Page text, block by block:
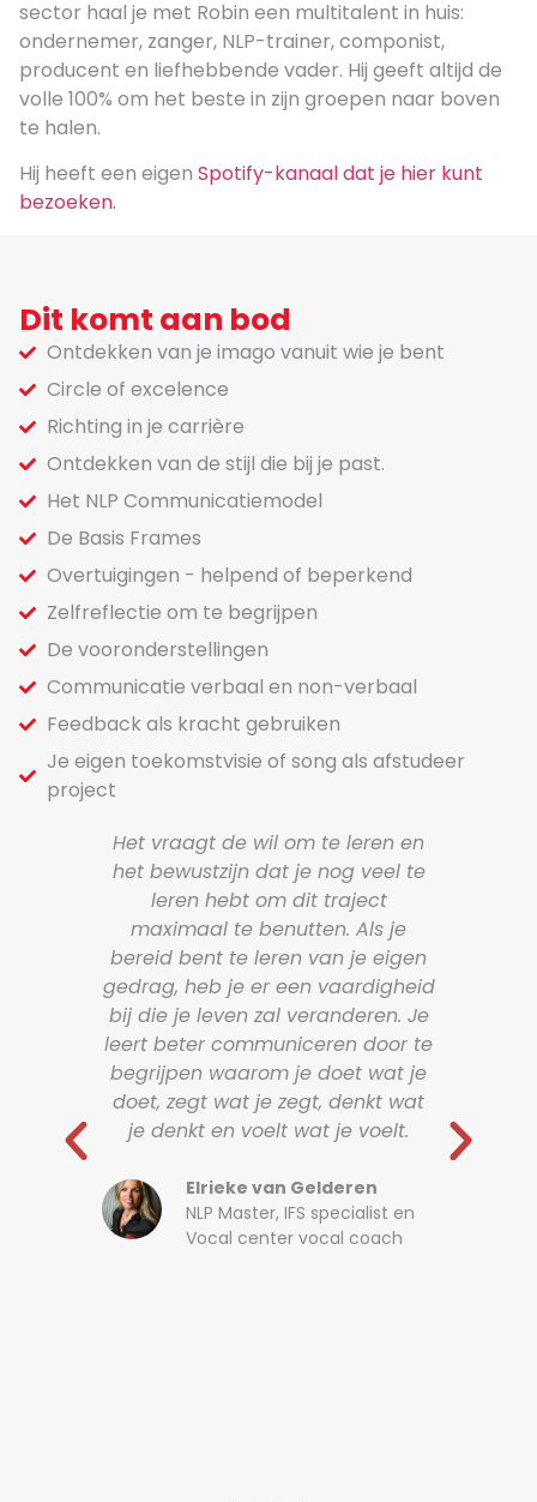
sector haal je met Robin een multitalent in huis:
ondernemer, zanger, NLP-trainer, componist,
producent en liefhebbende vader. Hij geeft altijd de
volle 100% om het beste in zijn groepen naar boven
te halen.
Hij heeft een eigen Spotify-kanaal dat je hier kunt
bezoeken.
Dit komt aan bod
Ontdekken van je imago vanuit wie je bent
Circle of excelence
Richting in je carrière
Ontdekken van de stijl die bij je past.
Het NLP Communicatiemodel
De Basis Frames
Overtuigingen - helpend of beperkend
Zelfreflectie om te begrijpen
De vooronderstellingen
Communicatie verbaal en non-verbaal
Feedback als kracht gebruiken
Je eigen toekomstvisie of song als afstudeer
project
Het vraagt de wil om te leren en
het bewustzijn dat je nog veel te
leren hebt om dit traject
maximaal te benutten. Als je
bereid bent te leren van je eigen
gedrag, heb je er een vaardigheid
bij die je leven zal veranderen. Je
leert beter communiceren door te
begrijpen waarom je doet wat je
doet, zegt wat je zegt, denkt wat
je denkt en voelt wat je voelt.
Elrieke van Gelderen
NLP Master, IFS specialist en
Vocal center vocal coach